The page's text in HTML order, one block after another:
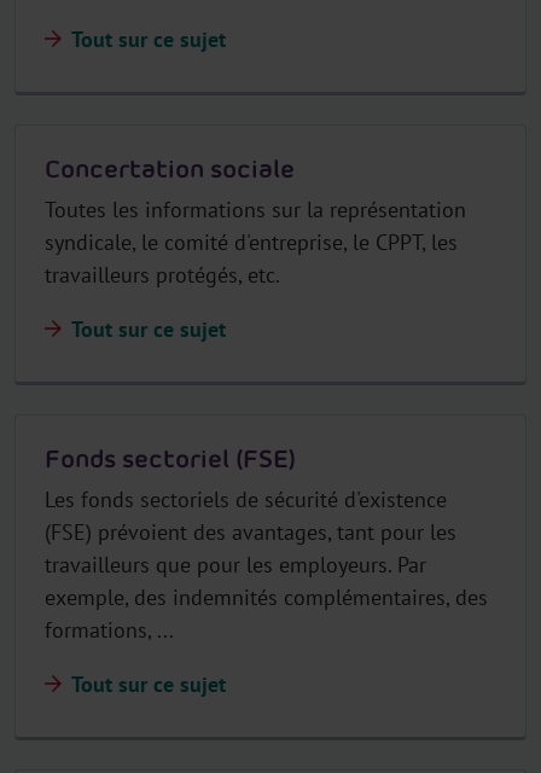
Tout sur ce sujet
Concertation sociale
Toutes les informations sur la représentation
syndicale, le comité d'entreprise, le CPPT, les
travailleurs protégés, etc.
Tout sur ce sujet
Fonds sectoriel (FSE)
Les fonds sectoriels de sécurité d'existence
(FSE) prévoient des avantages, tant pour les
travailleurs que pour les employeurs. Par
exemple, des indemnités complémentaires, des
formations, ...
Tout sur ce sujet